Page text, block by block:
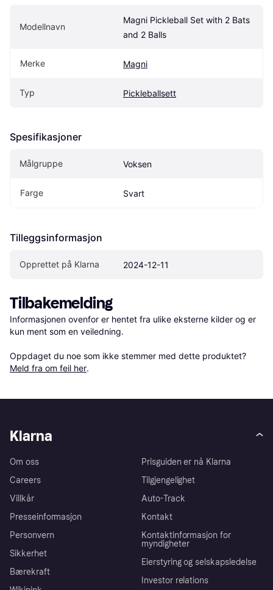
Modellnavn
Magni Pickleball Set with 2 Bats
and 2 Balls
Merke Magni
Typ Pickleballsett
Spesifikasjoner
Målgruppe Voksen
Farge Svart
Tilleggsinformasjon
Opprettet på Klarna 2024-12-11
Tilbakemelding
Informasjonen ovenfor er hentet fra ulike eksterne kilder og er
kun ment som en veiledning.
Oppdaget du noe som ikke stemmer med dette produktet?
Meld fra om feil her.
Klarna
Om oss
Careers
Villkår
Presseinformasjon
Personvern
Sikkerhet
Bærekraft
Prisguiden er nå Klarna
Tilgjengelighet
Auto-Track
Kontakt
Kontaktinformasjon for
myndigheter
Eierstyring og selskapsledelse
Investor relations